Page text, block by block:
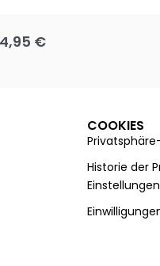
€
COOKIES
Historie der
Einstellungen